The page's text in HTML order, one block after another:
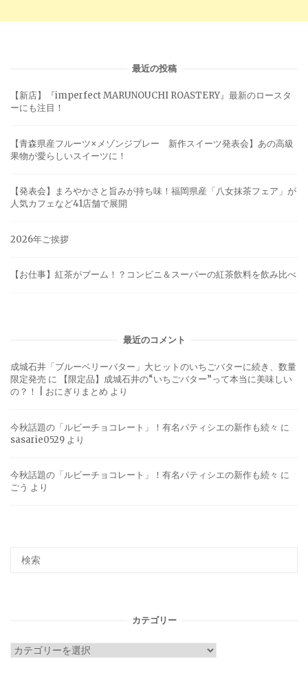
最近の投稿
【新店】『imperfect MARUNOUCHI ROASTERY』最新のロースタ
ーにも注目！
【青森県産フルーツ×メゾンジブレー 新作スイーツ発表会】あの高級
果物が愛らしいスイーツに！
【発表会】まろやかさと旨みが持ち味！福岡県産「八女抹茶フェア」が
人気カフェなど41店舗で展開
2026年ご挨拶
【お仕事】紅茶がブーム！？コンビニ＆スーパーの紅茶飲料を飲み比べ
最近のコメント
成城石井「ブルーベリーバター」大ヒットのいちごバターに続き、数量
限定発売 に
【限定品】成城石井の“いちごバター”って本当に美味しい
の？！ | おにぎりまとめ より
今秋話題の「ルビーチョコレート」！有名パティシエの新作も続々 に
sasarie0529 より
今秋話題の「ルビーチョコレート」！有名パティシエの新作も続々 に
ごう より
カテゴリー
カ